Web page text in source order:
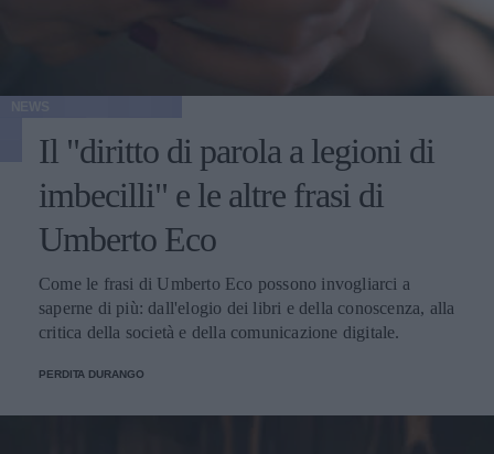
Il "diritto di parola a legioni di
imbecilli" e le altre frasi di
Umberto Eco
Come le frasi di Umberto Eco possono invogliarci a
saperne di più: dall'elogio dei libri e della conoscenza, alla
critica della società e della comunicazione digitale.
PERDITA DURANGO